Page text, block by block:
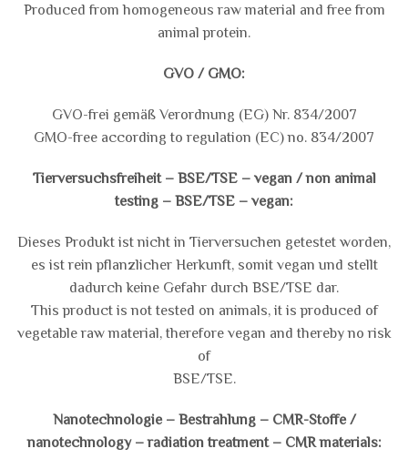
Produced from homogeneous raw material and free from
animal protein.
GVO / GMO:
GVO-frei gemäß Verordnung (EG) Nr. 834/2007
GMO-free according to regulation (EC) no. 834/2007
Tierversuchsfreiheit – BSE/TSE – vegan / non animal
testing – BSE/TSE – vegan:
Dieses Produkt ist nicht in Tierversuchen getestet worden,
es ist rein pflanzlicher Herkunft, somit vegan und stellt
dadurch keine Gefahr durch BSE/TSE dar.
This product is not tested on animals, it is produced of
vegetable raw material, therefore vegan and thereby no risk
of
BSE/TSE.
Nanotechnologie – Bestrahlung – CMR-Stoffe /
nanotechnology – radiation treatment – CMR materials: